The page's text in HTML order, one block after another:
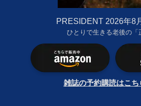
PRESIDENT 2026年8
ひとりで生きる老後の「
雑誌の予約購読はこち